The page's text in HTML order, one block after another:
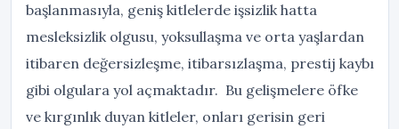
başlanmasıyla, geniş kitlelerde işsizlik hatta
mesleksizlik olgusu, yoksullaşma ve orta yaşlardan
itibaren değersizleşme, itibarsızlaşma, prestij kaybı
gibi olgulara yol açmaktadır. Bu gelişmelere öfke
ve kırgınlık duyan kitleler, onları gerisin geri